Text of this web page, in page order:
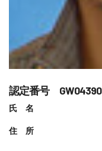
認定番号 GW04390
氏 名
住 所